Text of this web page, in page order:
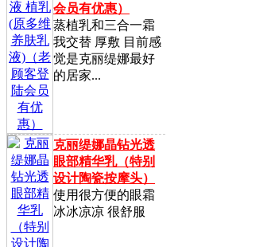
会员有优惠）
蒸植乳和三合一霜
我交替 厚敷 目前感
觉是克丽缇娜最好
的居家...
克丽缇娜晶钻光透
眼部精华乳（特别
设计陶瓷按摩头）
使用很方便的眼霜
冰冰凉凉 很舒服